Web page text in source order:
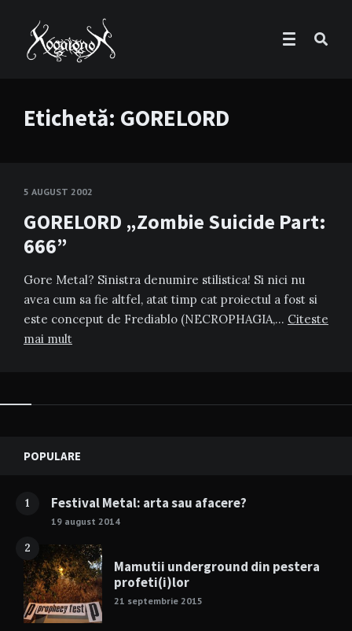
Etichetă: GORELORD
5 AUGUST 2002
GORELORD „Zombie Suicide Part:
666”
Gore Metal? Sinistra denumire stilistica! Si nici nu
avea cum sa fie altfel, atat timp cat proiectul a fost si
este conceput de Frediablo (NECROPHAGIA,… Citeste
mai mult
Widgets
POPULARE
1 Festival Metal: arta sau afacere?
19 august 2014
2
Mamutii underground din pestera
profeti(i)lor
21 septembrie 2015